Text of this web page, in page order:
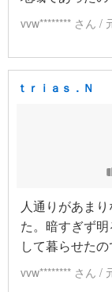
vvw******** さん /
ｔｒｉａｓ．Ｎ
人通りがあま
た。暗すぎず
して暮らせたの
vvw******** さん /